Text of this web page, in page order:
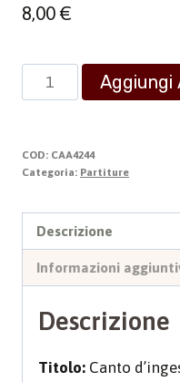
8,00€
Cristo
ha
di
noi
regno
quantità
Aggiungi
COD: CAA4244
Categoria: Partiture
Descrizione
Informazioni
Descrizione
Titolo: Canto